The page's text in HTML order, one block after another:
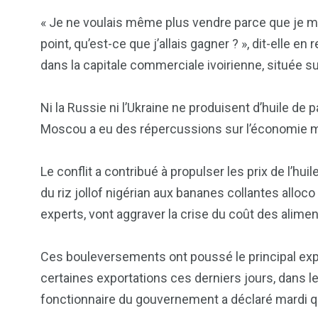
« Je ne voulais même plus vendre parce que je
point, qu’est-ce que j’allais gagner ? », dit-elle
dans la capitale commerciale ivoirienne, située
Ni la Russie ni l’Ukraine ne produisent d’huile de
Moscou a eu des répercussions sur
Le conflit a contribué à propulser les prix de
du riz jollof nigérian aux bananes collantes
experts, vont aggraver la crise du coût des
Ces bouleversements ont poussé le principal
certaines exportations ces derniers jours, dans
fonctionnaire du gouvernement a déclaré mardi